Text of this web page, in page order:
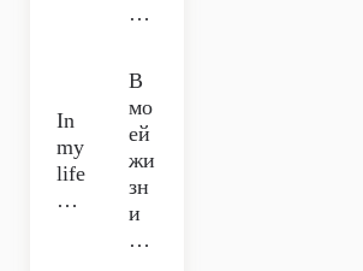
…
In
my
life
…
В
мо
ей
жи
зн
и
…